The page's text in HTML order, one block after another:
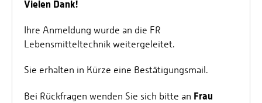
Prof. Dr.-Ing. Jens Voigt
Vielen Dank!
Ihre Anmeldung wurde an die FR
Lebensmitteltechnik weitergeleitet.
Sie erhalten in Kürze eine Bestätigungsmail.
Bei Rückfragen wenden Sie sich bitte an Frau